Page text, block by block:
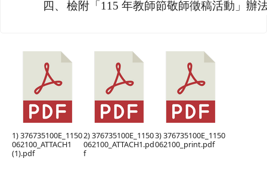
四、 檢附「115 年教師節敬師徵稿活動」辦
1) 376735100E_1150
062100_ATTACH1
(1).pdf
2) 376735100E_1150
062100_ATTACH1.pd
f
3) 376735100E_1150
062100_print.pdf